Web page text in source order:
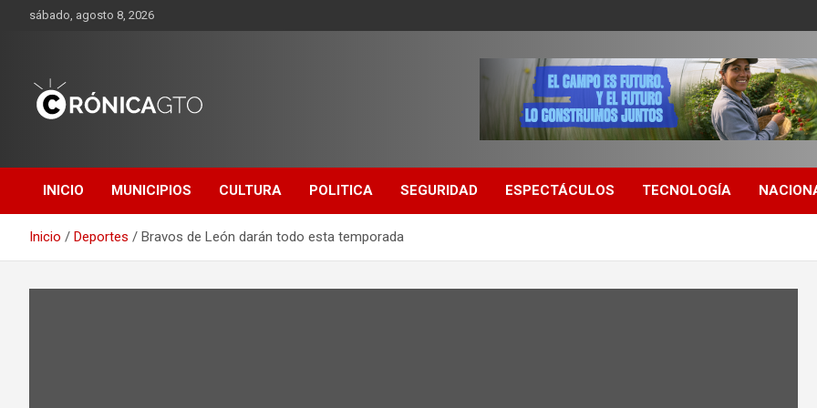
sábado, agosto 8, 2026
GUANAJUATO
INICIO MUNICIPIOS CULTURA POLITICA SEGURIDAD ESPECTÁCULOS TECNOLOGÍA
Inicio Deportes Bravos de León darán todo esta temporada